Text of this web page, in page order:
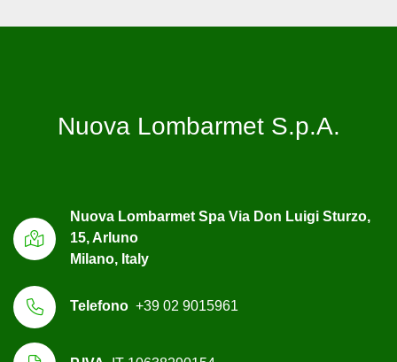
Nuova Lombarmet S.p.A.
Nuova Lombarmet Spa Via Don Luigi Sturzo,
15, Arluno
Milano, Italy
Telefono +39 02 9015961